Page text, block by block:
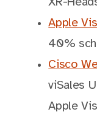
Apple
40%
Cisco
viSales
Apple